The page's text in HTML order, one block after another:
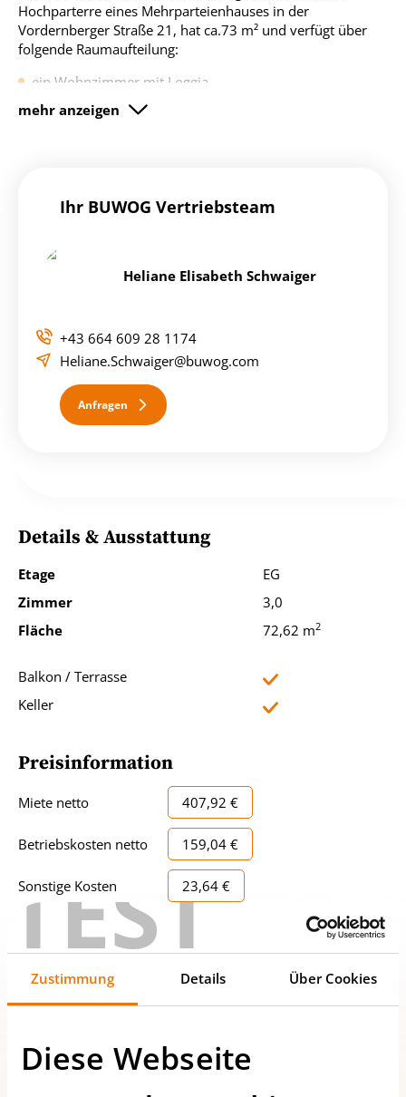
TEST
Zustimmung Details Über Cookies
Diese Webseite
Hochparterre eines Mehrparteienhauses in der
Vordernberger Straße 21, hat ca.73 m² und verfügt über
folgende Raumaufteilung:
ein Wohnzimmer mit Loggia,
zwei Schlafzimmer,
ein separates WC,
Die Wohnungsvergabe erfolgt direkt vom Eigentümer.
Geheizt wird mit Strom.
Ihr BUWOG Vertriebsteam
Heliane Elisabeth Schwaiger
+43 664 609 28 1174
Heliane.Schwaiger@buwog.com
Anfragen
Details & Ausstattung
Etage
EG
Zimmer
3,0
Fläche
72,62 m2
Balkon / Terrasse
Keller
Preisinformation
Miete netto 407,92 €
Betriebskosten netto 159,04 €
Sonstige Kosten 23,64 €
Gesamtmiete
649,65 €